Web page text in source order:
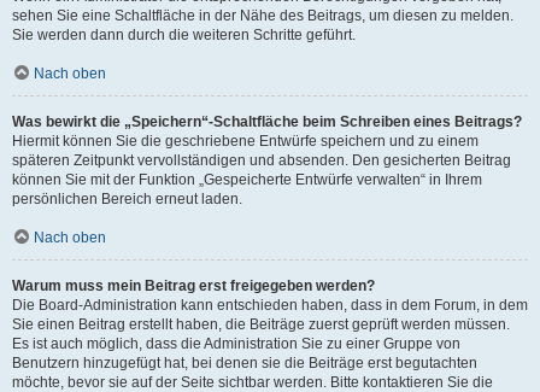
sehen Sie eine Schaltfläche in der Nähe des Beitrags, um diesen zu melden.
Sie werden dann durch die weiteren Schritte geführt.
Nach oben
Was bewirkt die „Speichern“-Schaltfläche beim Schreiben eines Beitrags?
Hiermit können Sie die geschriebene Entwürfe speichern und zu einem
späteren Zeitpunkt vervollständigen und absenden. Den gesicherten Beitrag
können Sie mit der Funktion „Gespeicherte Entwürfe verwalten“ in Ihrem
persönlichen Bereich erneut laden.
Nach oben
Warum muss mein Beitrag erst freigegeben werden?
Die Board-Administration kann entschieden haben, dass in dem Forum, in dem
Sie einen Beitrag erstellt haben, die Beiträge zuerst geprüft werden müssen.
Es ist auch möglich, dass die Administration Sie zu einer Gruppe von
Benutzern hinzugefügt hat, bei denen sie die Beiträge erst begutachten
möchte, bevor sie auf der Seite sichtbar werden. Bitte kontaktieren Sie die